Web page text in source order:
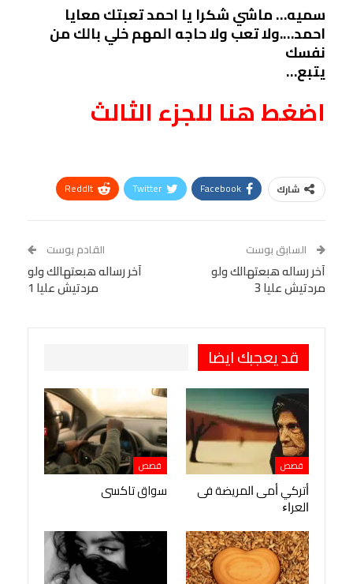
سميه… ماشي شكرا يا احمد تعبتك معايا
احمد….ولا تعب ولا حاجه المهم خلي بالك من
نفسك
يتبع…
اضغط هنا للجزء الثالث
شارك Facebook
Twitter
ReddIt
البريد الإلكتروني
VK
Digg
Viber
السابق بوست
آخر رساله هبعتهالك ولو
مردتيش عليا 3
القادم بوست
آخر رساله هبعتهالك ولو
مردتيش عليا 1
قد يعجبك ايضا
قصص
ﺃﺗﺮﻛﻲ ﺃﻣﻰ ﺍﻟﻤﺮﻳﻀﺔ ﻓﻰ
ﺍﻟﻌﺮﺍﺀ
قصص
سواق تاكسى